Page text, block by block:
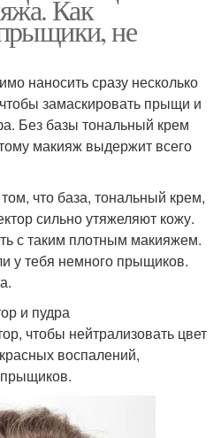
Как
не
наносить сразу несколько
замаскировать прыщи и
Без базы тональный крем
макияж выдержит всего
что база, тональный крем,
сильно утяжеляют кожу.
с таким плотным макияжем.
у тебя немного прыщиков.
и пудра
чтобы нейтрализовать цвет
воспалений,